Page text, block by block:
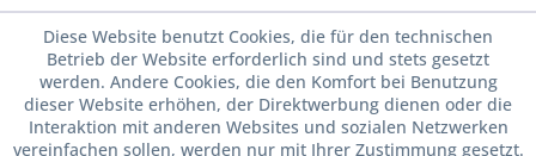
Diese Website benutzt Cookies, die für den technischen
Betrieb der Website erforderlich sind und stets gesetzt
werden. Andere Cookies, die den Komfort bei Benutzung
dieser Website erhöhen, der Direktwerbung dienen oder die
Interaktion mit anderen Websites und sozialen Netzwerken
vereinfachen sollen, werden nur mit Ihrer Zustimmung gesetzt.